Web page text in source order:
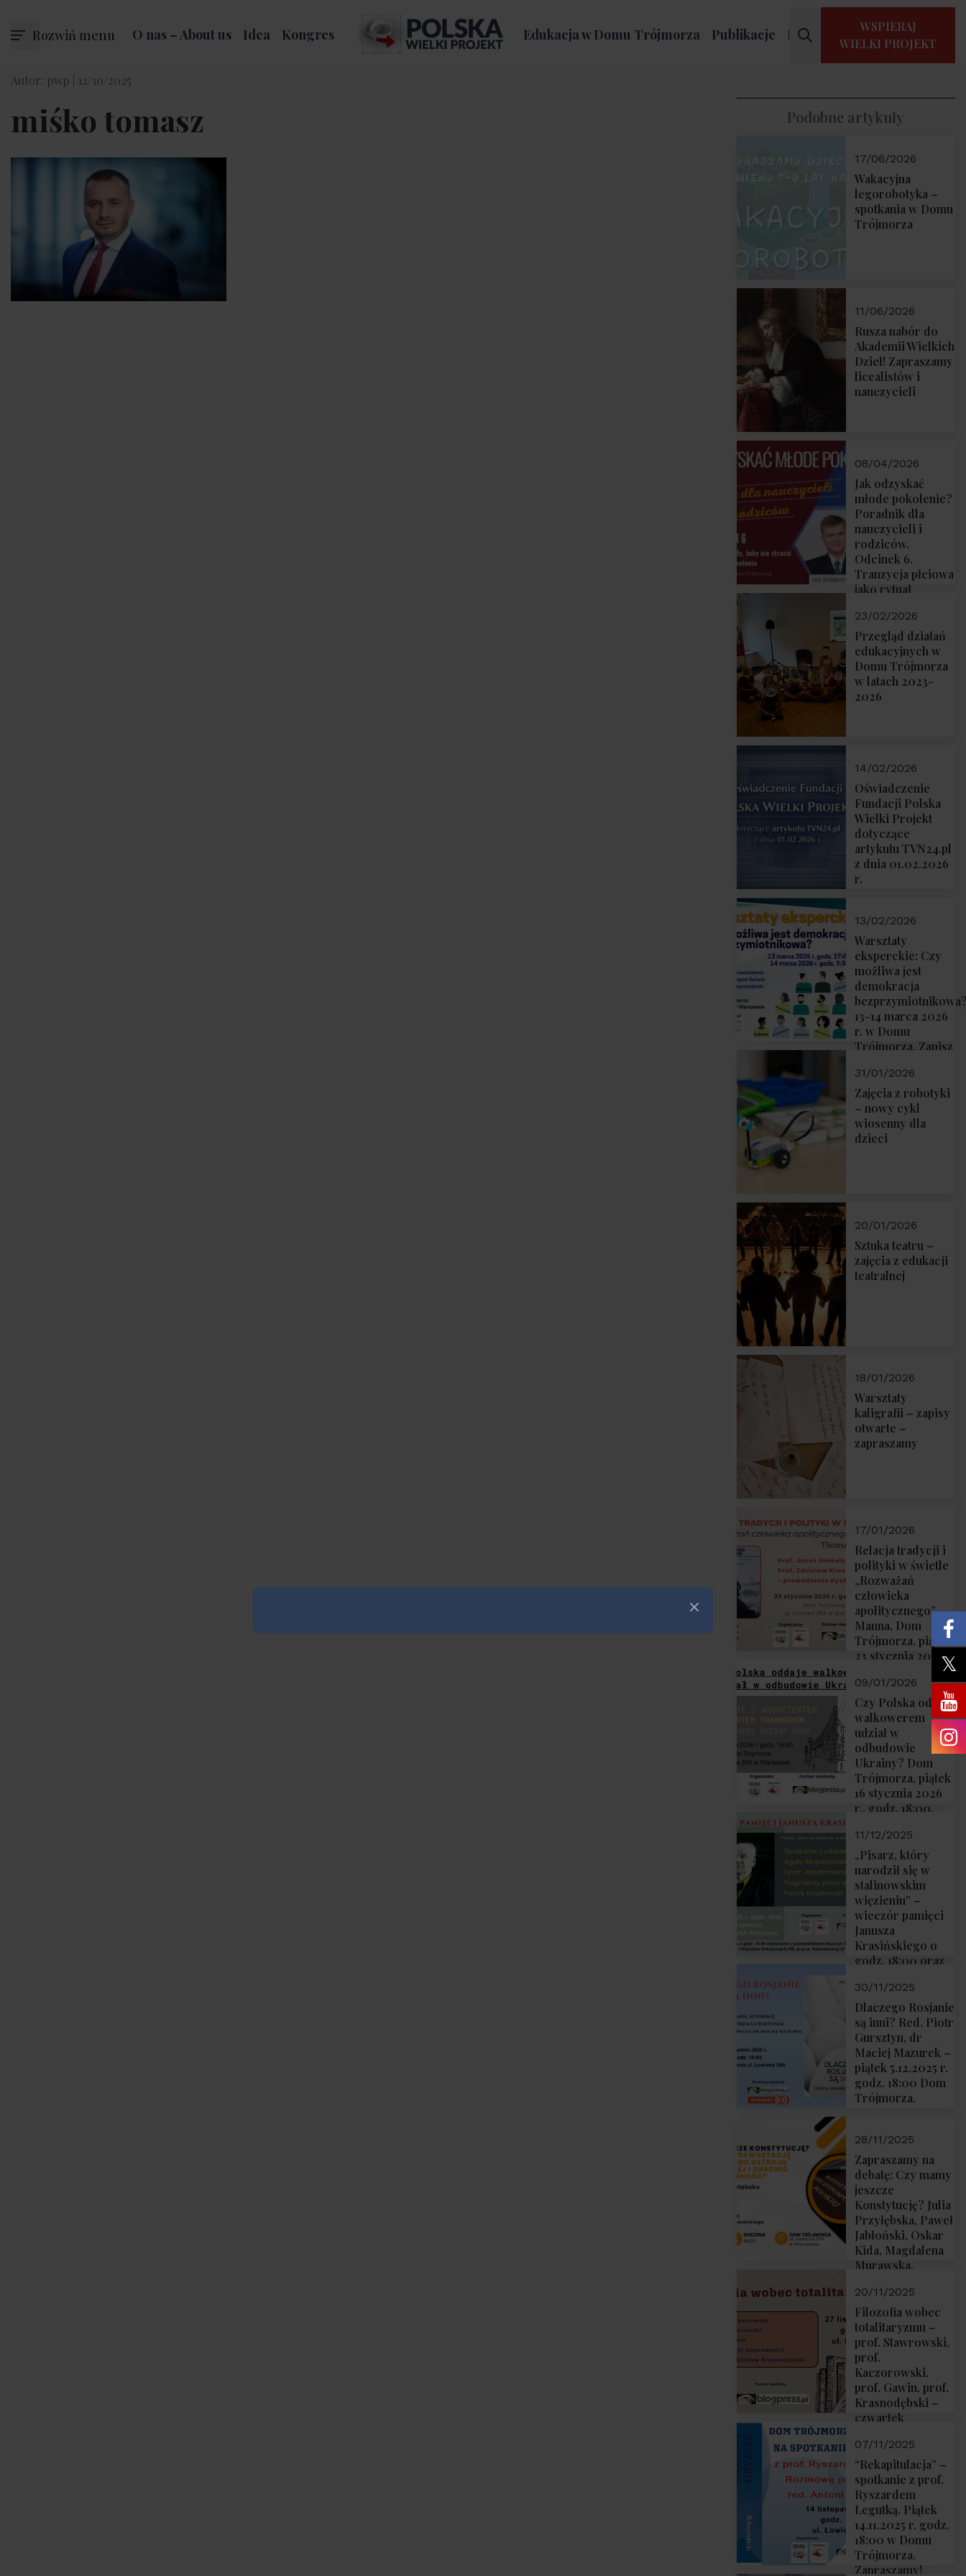
Rozwiń menu O nas – About us Idea Kongres Edukacja w Domu Trójmorza Publikacje Kontakt
WSPIERAJ
WIELKI PROJEKT
Autor: pwp | 12/10/2025
miśko tomasz Podobne artykuły
17/06/2026
Wakacyjna
legorobotyka –
spotkania w Domu
Trójmorza
11/06/2026
Rusza nabór do
Akademii Wielkich
Dzieł! Zapraszamy
licealistów i
nauczycieli
08/04/2026
Jak odzyskać
młode pokolenie?
Poradnik dla
nauczycieli i
rodziców.
Odcinek 6.
Tranzycja płciowa
jako rytuał
Rozmawiają red.
Grzegorz Górny i
prof. Michał
Łuczewski
23/02/2026
Przegląd działań
edukacyjnych w
Domu Trójmorza
w latach 2023-
2026
14/02/2026
Oświadczenie
Fundacji Polska
Wielki Projekt
dotyczące
artykułu TVN24.pl
z dnia 01.02.2026
r.
13/02/2026
Warsztaty
eksperckie: Czy
możliwa jest
demokracja
13-14 marca 2026
r. w Domu
Trójmorza. Zapisz
31/01/2026
Zajęcia z robotyki
– nowy cykl
wiosenny dla
dzieci
20/01/2026
Sztuka teatru –
zajęcia z edukacji
teatralnej
18/01/2026
Warsztaty
kaligrafii – zapisy
otwarte –
zapraszamy
17/01/2026
Relacja tradycji i
polityki w świetle
„Rozważań
człowieka
apolitycznego”
Manna. Dom
Trójmorza, piątek
23 stycznia 2026
Zapraszamy!
09/01/2026
Czy Polska oddaje
walkowerem
udział w
odbudowie
Ukrainy? Dom
Trójmorza, piątek
16 stycznia 2026
r., godz. 18:00.
11/12/2025
„Pisarz, który
narodził się w
stalinowskim
więzieniu” –
wieczór pamięci
Janusza
Krasińskiego o
godz. 18:00 oraz
Muzeum
Żołnierzy
Wyklętych i
Więźniów
Politycznych PRL
o godz. 16:00 – 19
grudnia 2025 r.
30/11/2025
Dlaczego Rosjanie
są inni? Red. Piotr
Gursztyn, dr
Maciej Mazurek –
piątek 5.12.2025 r.
godz. 18:00 Dom
Trójmorza.
28/11/2025
Zapraszamy na
debatę: Czy mamy
jeszcze
Konstytucję? Julia
Przyłębska, Paweł
Jabłoński, Oskar
Kida, Magdalena
Murawska,
Sobolewski – 4
grudnia 2025 r.
godz. 18:00.
20/11/2025
Filozofia wobec
totalitaryzmu –
prof. Stawrowski,
prof.
Kaczorowski,
prof. Gawin, prof.
Krasnodębski –
czwartek
18:00
07/11/2025
“Rekapitulacja” –
spotkanie z prof.
Ryszardem
Legutką. Piątek
14.11.2025 r. godz.
18:00 w Domu
Trójmorza.
Zapraszamy!
Zamknij